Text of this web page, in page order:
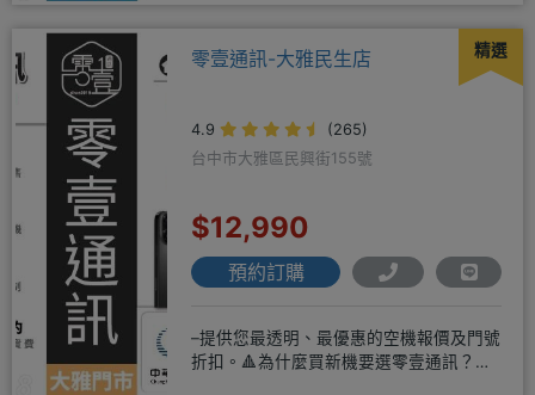
精選
零壹通訊-大雅民生店
4.9
(265)
台中市大雅區民興街155號
$12,990
預約訂購
–提供您最透明、最優惠的空機報價及門號
折扣。🔺為什麼買新機要選零壹通訊？